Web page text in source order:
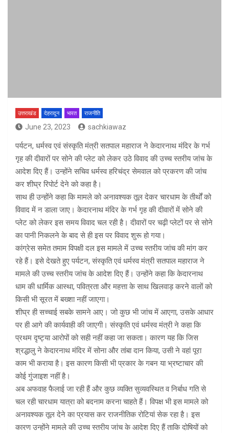
उत्तराखंड देहरादून भारत राजनीति
June 23, 2023 sachkiawaz
पर्यटन, धर्मस्व एवं संस्कृति मंत्री सतपाल महाराज ने केदारनाथ मंदिर के गर्भ
गृह की दीवारों पर सोने की प्लेट को लेकर उठे विवाद की उच्च स्तरीय जांच के
आदेश दिए हैं। उन्होंने सचिव धर्मस्व हरिचंद्र सेमवाल को प्रकरण की जांच
कर शीघ्र रिपोर्ट देने को कहा है।
साथ ही उन्होंने कहा कि मामले को अनावश्यक तूल देकर चारधाम के तीर्थों को
विवाद में न डाला जाए। केदारनाथ मंदिर के गर्भ गृह की दीवारों में सोने की
प्लेट को लेकर इस समय विवाद चल रही है। दीवारों पर चढ़ी प्लेटों पर से सोने
का पानी निकलने के बाद से ही इस पर विवाद शुरू हो गया।
कांग्रेस समेत तमाम विपक्षी दल इस मामले में उच्च स्तरीय जांच की मांग कर
रहे हैं। इसे देखते हुए पर्यटन, संस्कृति एवं धर्मस्व मंत्री सतपाल महाराज ने
मामले की उच्च स्तरीय जांच के आदेश दिए हैं। उन्होंने कहा कि केदारनाथ
धाम की धार्मिक आस्था, पवित्रता और महत्ता के साथ खिलवाड़ करने वालों को
किसी भी सूरत में बख्शा नहीं जाएगा।
शीघ्र ही सच्चाई सबके सामने आए। जो कुछ भी जांच में आएगा, उसके आधार
पर ही आगे की कार्यवाही की जाएगी। संस्कृति एवं धर्मस्व मंत्री ने कहा कि
प्रथम दृष्ट्या आरोपों को सही नहीं कहा जा सकता। कारण यह कि जिस
श्रद्धालु ने केदारनाथ मंदिर में सोना और तांबा दान किया, उसी ने वहां पूरा
काम भी कराया है। इस कारण किसी भी प्रकार के गबन या भ्रष्टाचार की
कोई गुंजाइश नहीं है।
अब अफवाह फैलाई जा रही हैं और कुछ व्यक्ति सुव्यवस्थित व निर्बाध गति से
चल रही चारधाम यात्रा को बदनाम करना चाहते हैं। विपक्ष भी इस मामले को
अनावश्यक तूल देने का प्रयास कर राजनीतिक रोटियां सेक रहा है। इस
कारण उन्होंने मामले की उच्च स्तरीय जांच के आदेश दिए हैं ताकि दोषियों को